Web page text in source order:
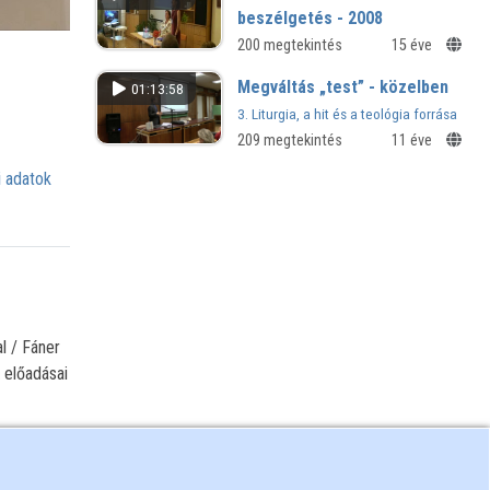
adatok
/ Fáner
beszélgetés - 2008
MKE 40. vándorgyűlés - 2008
200 megtekintés 15 éve
01:13:58 Megváltás „test” - közelben
3. Liturgia, a hit és a teológia forrása
209 megtekintés 11 éve